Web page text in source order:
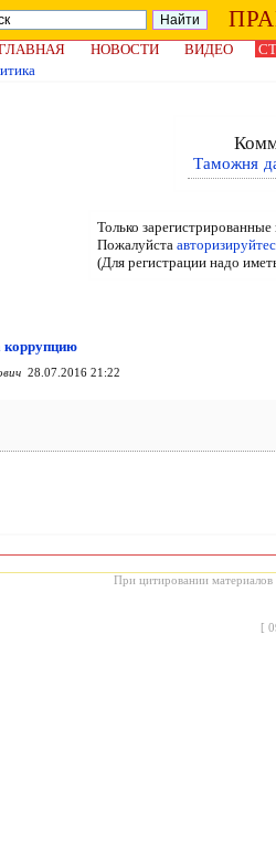
НОВОСТИ ВИДЕО
Таможня
Только
Пожалуйста
(Для регистрации надо
коррупцию
28.07.2016 21:22
При цитировании материалов
[